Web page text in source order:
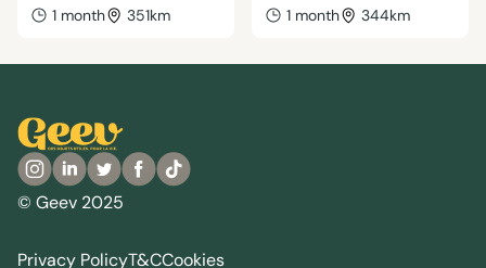
1 month 351km 1 month 344km
© Geev 2025
Privacy PolicyT&CCookies